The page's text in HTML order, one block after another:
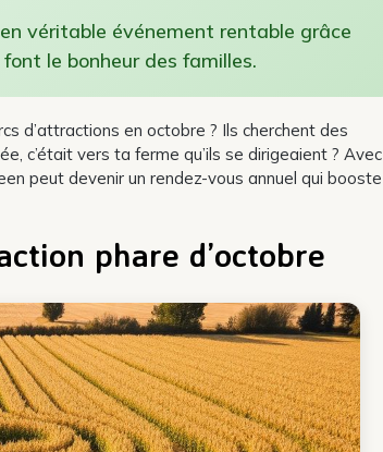
véritable événement rentable grâce
le bonheur des familles.
d’attractions en octobre ? Ils cherchent des
c’était vers ta ferme qu’ils se dirigeaient ? Avec
peut devenir un rendez-vous annuel qui booste
phare d’octobre